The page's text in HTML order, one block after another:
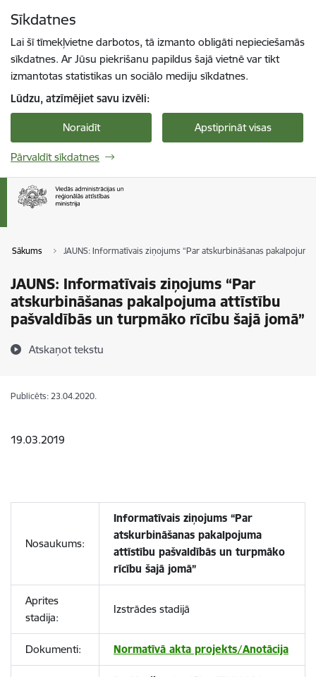
Sīkdatnes
Lai šī tīmekļvietne darbotos, tā izmanto obligāti nepieciešamās
sīkdatnes. Ar Jūsu piekrišanu papildus šajā vietnē var tikt
izmantotas statistikas un sociālo mediju sīkdatnes.
Lūdzu, atzīmējiet savu izvēli:
Noraidīt Apstiprināt visas
Pārvaldīt sīkdatnes
Sākums JAUNS: Informatīvais ziņojums “Par atskurbināšanas
JAUNS: Informatīvais ziņojums “Par
atskurbināšanas pakalpojuma attīstību
pašvaldībās un turpmāko rīcību šajā jomā”
Atskaņot tekstu
Publicēts: 23.04.2020.
19.03.2019
Nosaukums:
Informatīvais ziņojums “Par
atskurbināšanas pakalpojuma
attīstību pašvaldībās un turpmāko
rīcību šajā jomā”
Aprites
stadija:
Izstrādes stadijā
Dokumenti: Normatīvā akta projekts/Anotācija